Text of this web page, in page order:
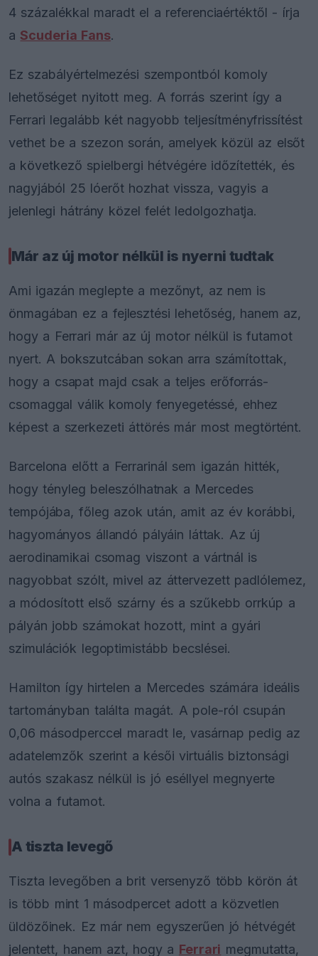
4 százalékkal maradt el a referenciaértéktől - írja
a Scuderia Fans.
Ez szabályértelmezési szempontból komoly
lehetőséget nyitott meg. A forrás szerint így a
Ferrari legalább két nagyobb teljesítményfrissítést
vethet be a szezon során, amelyek közül az elsőt
a következő spielbergi hétvégére időzítették, és
nagyjából 25 lóerőt hozhat vissza, vagyis a
jelenlegi hátrány közel felét ledolgozhatja.
Már az új motor nélkül is nyerni tudtak
Ami igazán meglepte a mezőnyt, az nem is
önmagában ez a fejlesztési lehetőség, hanem az,
hogy a Ferrari már az új motor nélkül is futamot
nyert. A bokszutcában sokan arra számítottak,
hogy a csapat majd csak a teljes erőforrás-
csomaggal válik komoly fenyegetéssé, ehhez
képest a szerkezeti áttörés már most megtörtént.
Barcelona előtt a Ferrarinál sem igazán hitték,
hogy tényleg beleszólhatnak a Mercedes
tempójába, főleg azok után, amit az év korábbi,
hagyományos állandó pályáin láttak. Az új
aerodinamikai csomag viszont a vártnál is
nagyobbat szólt, mivel az áttervezett padlólemez,
a módosított első szárny és a szűkebb orrkúp a
pályán jobb számokat hozott, mint a gyári
szimulációk legoptimistább becslései.
Hamilton így hirtelen a Mercedes számára ideális
tartományban találta magát. A pole-ról csupán
0,06 másodperccel maradt le, vasárnap pedig az
adatelemzők szerint a késői virtuális biztonsági
autós szakasz nélkül is jó eséllyel megnyerte
volna a futamot.
A tiszta levegő
Tiszta levegőben a brit versenyző több körön át
is több mint 1 másodpercet adott a közvetlen
üldözőinek. Ez már nem egyszerűen jó hétvégét
jelentett, hanem azt, hogy a Ferrari megmutatta,